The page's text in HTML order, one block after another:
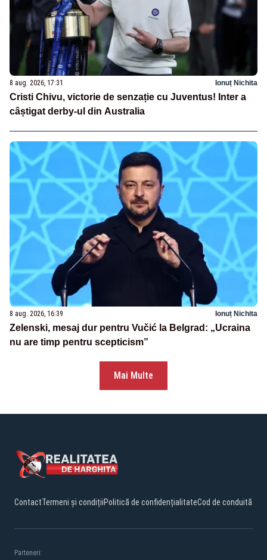
8 aug. 2026, 17:31 Ionuț Nichita
Cristi Chivu, victorie de senzație cu Juventus! Inter a
câștigat derby-ul din Australia
8 aug. 2026, 16:39 Ionuț Nichita
Zelenski, mesaj dur pentru Vučić la Belgrad: „Ucraina
nu are timp pentru scepticism”
Mai Multe
ContactTermeni și condițiiPolitică de confidențialitateCod de conduită
Parteneri: